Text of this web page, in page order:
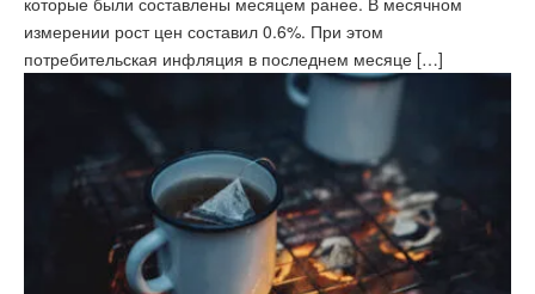
измерении рост цен составил 0.6%. При этом
потребительская инфляция в последнем месяце […]